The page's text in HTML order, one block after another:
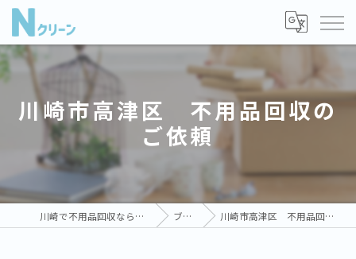
川崎市高津区 不用品回収の
ご依頼
川崎で不用品回収ならNクリーン ブログ 川崎市高津区 不用品回収のご依頼